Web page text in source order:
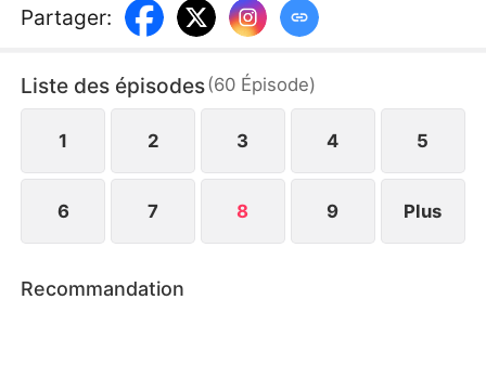
puissantes, mais aussi dissiper les malentendus
avec Luna. Face aux intrigues, il reste inébranlable
au jour les secrets et les rancœurs personnelles.
Finalement, entre protection et rédemption, il
accomplit sa mission.
Partager:
Liste des épisodes(60 Épisode)
1 2 3 4 5
6 7 8 9 Plus
Recommandation